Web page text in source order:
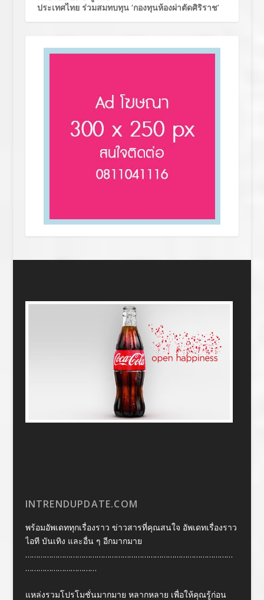
ประเทศไทย ร่วมสมทบทุน ‘กองทุนห้องผ่าตัดศิริราช’
INTRENDUPDATE.COM
พร้อมอัพเดททุกเรื่องราว ข่าวสารที่คุณสนใจ อัพเดทเรื่องราว
ไอที บันเทิง และอื่น ๆ อีกมากมาย
……………………………………………………………………………………
……………………………
แหล่งรวมโปรโมชั่นมากมาย หลากหลาย เพื่อให้คุณรู้ก่อน